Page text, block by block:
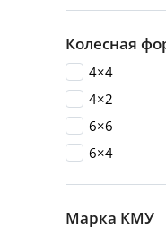
Колесная
4×4
4×2
6×6
6×4
Марка КМУ